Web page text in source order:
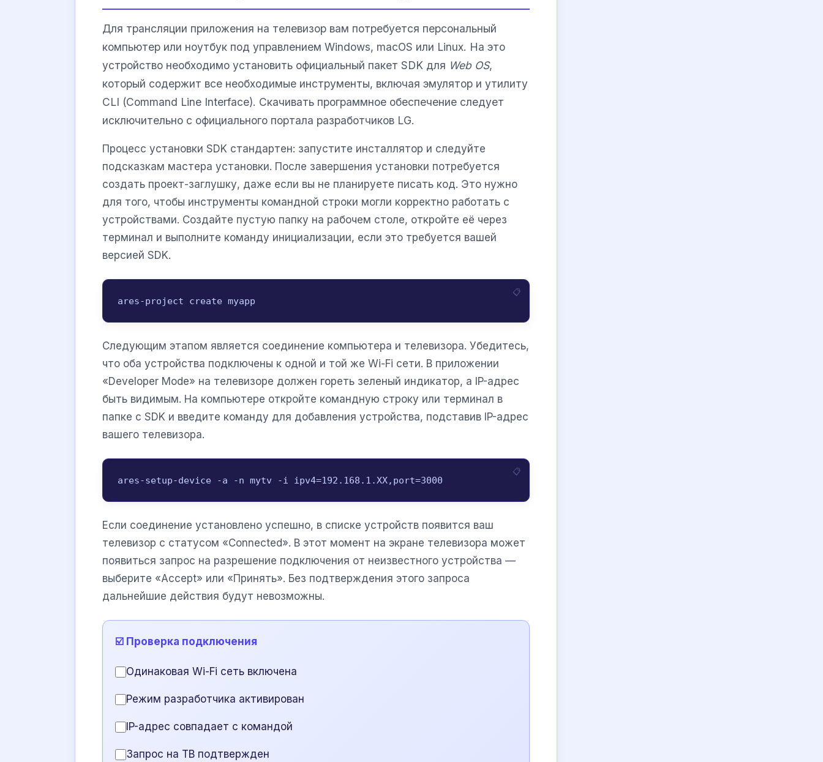
Для трансляции приложения на телевизор вам потребуется персональный
компьютер или ноутбук под управлением Windows, macOS или Linux. На это
устройство необходимо установить официальный пакет SDK для Web OS,
который содержит все необходимые инструменты, включая эмулятор и утилиту
CLI (Command Line Interface). Скачивать программное обеспечение следует
исключительно с официального портала разработчиков LG.
Процесс установки SDK стандартен: запустите инсталлятор и следуйте
подсказкам мастера установки. После завершения установки потребуется
создать проект-заглушку, даже если вы не планируете писать код. Это нужно
для того, чтобы инструменты командной строки могли корректно работать с
устройствами. Создайте пустую папку на рабочем столе, откройте её через
терминал и выполните команду инициализации, если это требуется вашей
версией SDK.
ares-project create myapp
Следующим этапом является соединение компьютера и телевизора. Убедитесь,
что оба устройства подключены к одной и той же Wi-Fi сети. В приложении
«Developer Mode» на телевизоре должен гореть зеленый индикатор, а IP-адрес
быть видимым. На компьютере откройте командную строку или терминал в
папке с SDK и введите команду для добавления устройства, подставив IP-адрес
вашего телевизора.
ares-setup-device -a -n mytv -i ipv4=192.168.1.XX,port=3000
Если соединение установлено успешно, в списке устройств появится ваш
телевизор с статусом «Connected». В этот момент на экране телевизора может
появиться запрос на разрешение подключения от неизвестного устройства —
выберите «Accept» или «Принять». Без подтверждения этого запроса
дальнейшие действия будут невозможны.
☑️ Проверка подключения
Одинаковая Wi-Fi сеть включена
Режим разработчика активирован
IP-адрес совпадает с командой
Запрос на ТВ подтвержден